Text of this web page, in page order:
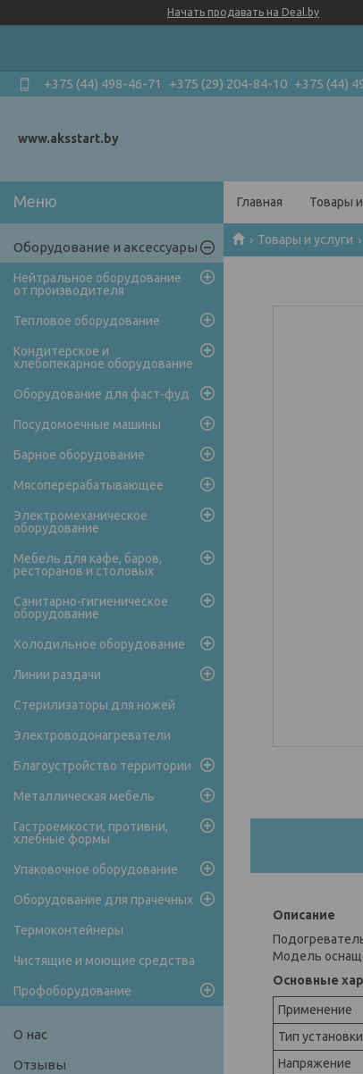
Начать продавать на Deal.by
+375 (44) 498-46-71 +375 (29) 204-84-10 +375 (44)
www.aksstart.by
Главная Товары
Товары и услуги
Описание
Модель
Основные
Применение
Тип установки
Напряжение
Оборудование и аксессуары
Нейтральное оборудование
от производителя
Тепловое оборудование
Кондитерское и
хлебопекарное оборудование
Оборудование для фаст-фуд
Посудомоечные машины
Барное оборудование
Мясоперерабатывающее
Электромеханическое
оборудование
Мебель для кафе, баров,
ресторанов и столовых
Санитарно-гигиеническое
оборудование
Холодильное оборудование
Линии раздачи
Стерилизаторы для ножей
Электроводонагреватели
Благоустройство территории
Металлическая мебель
Гастроемкости, противни,
хлебные формы
Упаковочное оборудование
Оборудование для прачечных
Термоконтейнеры
Чистящие и моющие средства
Профоборудование
О нас
Отзывы